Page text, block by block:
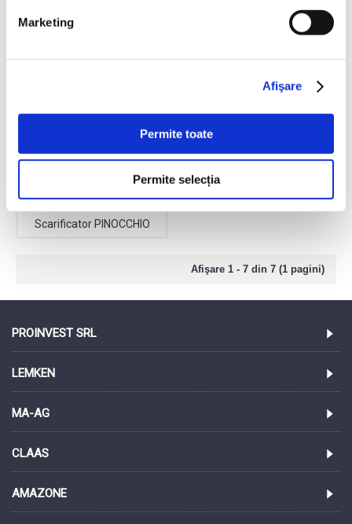
Marketing
Afişare
Permite toate
Permite selecția
Scarificator ATTILA HYDRO Scarificator DIABLO
Scarificator PINOCCHIO
Afişare 1 - 7 din 7 (1 pagini)
PROINVEST SRL
LEMKEN
MA-AG
CLAAS
AMAZONE